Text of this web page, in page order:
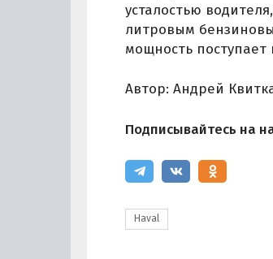
усталостью
литровым
мощность поступает
Автор: Андрей
Подписывайтесь на
Haval